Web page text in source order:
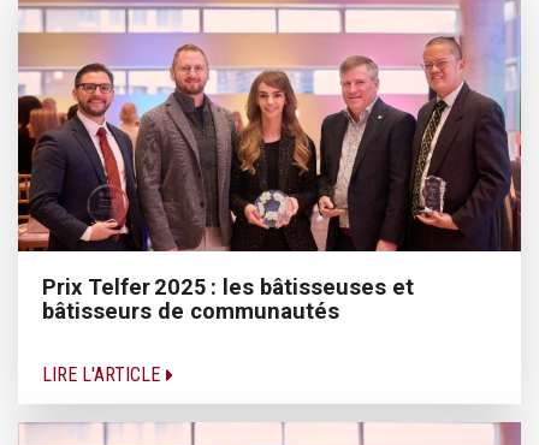
Prix Telfer 2025 : les bâtisseuses et
bâtisseurs de communautés
LIRE L'ARTICLE